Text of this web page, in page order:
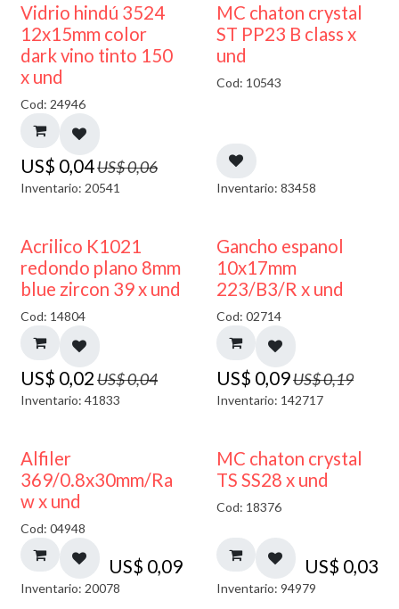
40% DESCUENTO
Vidrio hindú 3524
12x15mm color
dark vino tinto 150
x und
Cod: 24946
US$ 0,04US$0,06
Inventario: 20541
MC chaton crystal
ST PP23 B class x
und
Cod: 10543
Inventario: 83458
50% DESCUENTO
Acrilico K1021
redondo plano 8mm
blue zircon 39 x und
Cod: 14804
US$ 0,02US$0,04
Inventario: 41833
50% DESCUENTO
Gancho espanol
10x17mm
223/B3/R x und
Cod: 02714
US$ 0,09US$0,19
Inventario: 142717
Alfiler
369/0.8x30mm/Ra
w x und
Cod: 04948
US$ 0,09
Inventario: 20078
MC chaton crystal
TS SS28 x und
Cod: 18376
US$ 0,03
Inventario: 94979